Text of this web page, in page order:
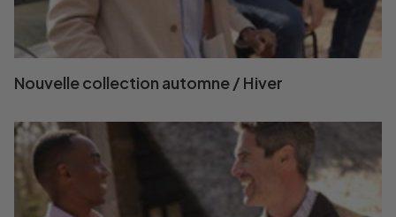
Nouvelle collection automne / Hiver